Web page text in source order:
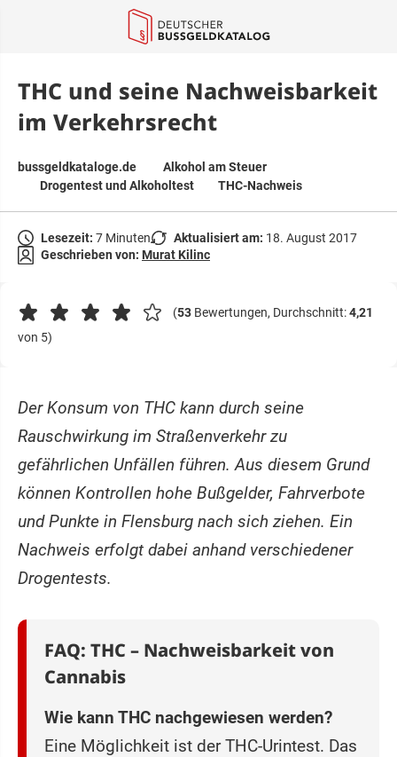
THC und seine Nachweisbarkeit
im Verkehrsrecht
bussgeldkataloge.de
Alkohol am Steuer
Drogentest und Alkoholtest
THC-Nachweis
Lesezeit: 7 Minuten Aktualisiert am: 18. August 2017
Geschrieben von: Murat Kilinc
(53 Bewertungen, Durchschnitt:4,21
von 5)
Der Konsum von THC kann durch seine
Rauschwirkung im Straßenverkehr zu
gefährlichen Unfällen führen. Aus diesem Grund
können Kontrollen hohe Bußgelder, Fahrverbote
und Punkte in Flensburg nach sich ziehen. Ein
Nachweis erfolgt dabei anhand verschiedener
Drogentests.
FAQ: THC – Nachweisbarkeit von
Cannabis
Wie kann THC nachgewiesen werden?
Eine Möglichkeit ist der THC-Urintest. Das